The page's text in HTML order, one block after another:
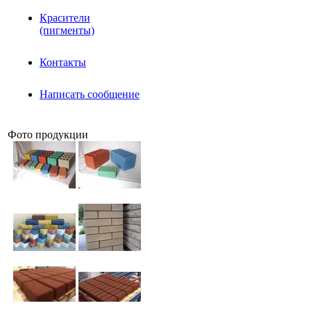
Красители
(пигменты)
Контакты
Написать сообщение
Фото продукции